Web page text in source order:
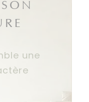
une